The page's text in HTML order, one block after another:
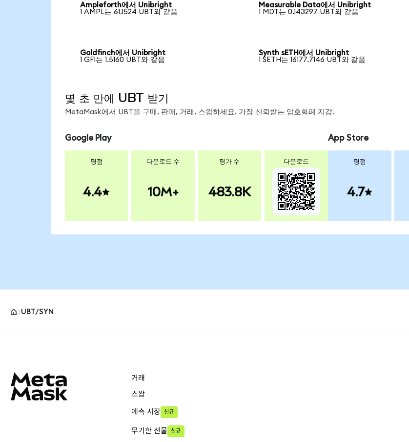
Ampleforth에서 Unibright
1 AMPL는 61.1524 UBT와 같음
Measurable Data에서 Unibright
1 MDT는 0.143297 UBT와 같음
Goldfinch에서 Unibright
1 GFI는 1.5160 UBT와 같음
Synth sETH에서 Unibright
1 SETH는 16177.7146 UBT와 같음
몇 초 만에 UBT 받기
MetaMask에서 UBT을 구매, 판매, 거래, 스왑하세요. 가장 신뢰받는 암호화폐 지갑.
Google Play
평점
4.4
다운로드 수
10M+
평가 수
483.8K
다운로드
App Store
평점
4.7
UBT/SYN
거래
스왑
예측 시장 신규
무기한 선물 신규